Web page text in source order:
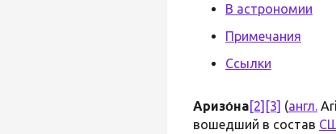
В астрономии
Примечания
Ссылки
Аризо́на[2] [3] (англ.
вошедший в состав